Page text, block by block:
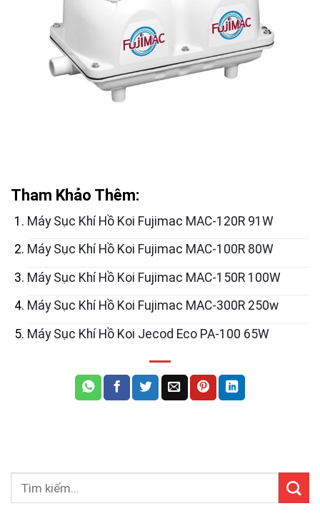
Tham Khảo Thêm:
Máy Sục Khí Hồ Koi Fujimac MAC-120R 91W
Máy Sục Khí Hồ Koi Fujimac MAC-100R 80W
Máy Sục Khí Hồ Koi Fujimac MAC-150R 100W
Máy Sục Khí Hồ Koi Fujimac MAC-300R 250w
Máy Sục Khí Hồ Koi Jecod Eco PA-100 65W